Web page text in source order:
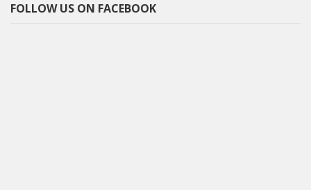
FOLLOW US ON FACEBOOK